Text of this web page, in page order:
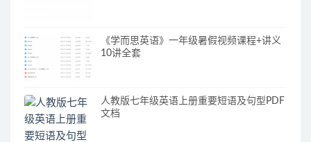
《学而思英语》一年级暑假视频课程+讲义
10讲全套
人教版七年级英语上册重要短语及句型PDF
文档